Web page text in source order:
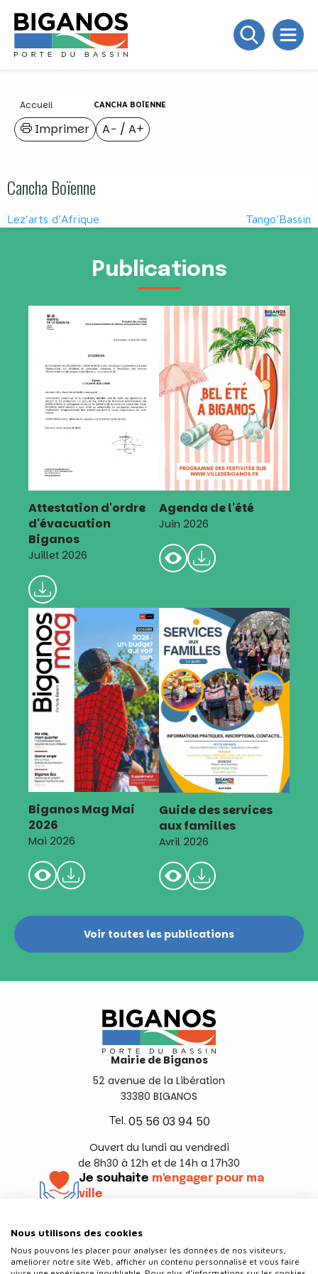
Accueil CANCHA BOÏENNE
A− / A+
Imprimer
Cancha Boïenne
Navigation
Lez’arts d’Afrique Tango’Bassin
Publications
Attestation d'ordre
d'évacuation
Biganos
Juillet 2026
Agenda de l'été
Juin 2026
Biganos Mag Mai
2026
Mai 2026
Guide des services
aux familles
Avril 2026
Voir toutes les publications
Mairie de Biganos
52 avenue de la Libération
33380 BIGANOS
Tel. 05 56 03 94 50
Ouvert du lundi au vendredi
de 8h30 à 12h et de 14h a 17h30
Je souhaite m'engager pour ma
ville
Nous utilisons des cookies
Nous pouvons les placer pour analyser les données de nos visiteurs,
améliorer notre site Web, afficher un contenu personnalisé et vous faire